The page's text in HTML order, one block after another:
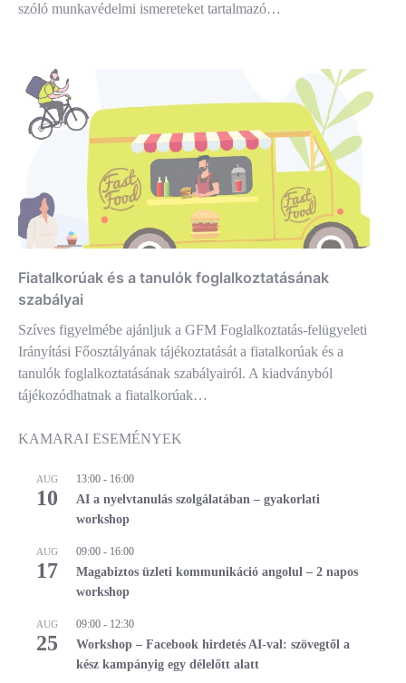
szóló munkavédelmi ismereteket tartalmazó…
Fiatalkorúak és a tanulók foglalkoztatásának
szabályai
Szíves figyelmébe ajánljuk a GFM Foglalkoztatás-felügyeleti
Irányítási Főosztályának tájékoztatását a fiatalkorúak és a
tanulók foglalkoztatásának szabályairól. A kiadványból
tájékozódhatnak a fiatalkorúak…
KAMARAI ESEMÉNYEK
AUG
10
13:00 - 16:00
AI a nyelvtanulás szolgálatában – gyakorlati
workshop
AUG
17
09:00 - 16:00
Magabiztos üzleti kommunikáció angolul – 2 napos
workshop
AUG
25
09:00 - 12:30
Workshop – Facebook hirdetés AI-val: szövegtől a
kész kampányig egy délelőtt alatt